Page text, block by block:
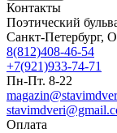
Контакты
Поэтический
Санкт-Петербург,
8(812)408-46-54
+7(921)933-74-71
Пн-Пт. 8-22
Оплата